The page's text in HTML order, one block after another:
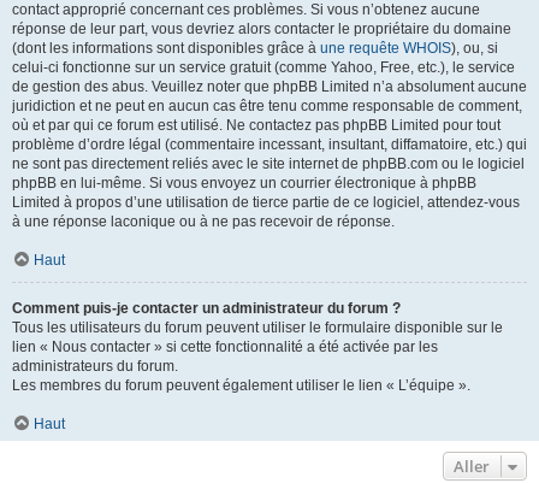
contact approprié concernant ces problèmes. Si vous n’obtenez aucune
réponse de leur part, vous devriez alors contacter le propriétaire du domaine
(dont les informations sont disponibles grâce à une requête WHOIS), ou, si
celui-ci fonctionne sur un service gratuit (comme Yahoo, Free, etc.), le service
de gestion des abus. Veuillez noter que phpBB Limited n’a absolument aucune
juridiction et ne peut en aucun cas être tenu comme responsable de comment,
où et par qui ce forum est utilisé. Ne contactez pas phpBB Limited pour tout
problème d’ordre légal (commentaire incessant, insultant, diffamatoire, etc.) qui
ne sont pas directement reliés avec le site internet de phpBB.com ou le logiciel
phpBB en lui-même. Si vous envoyez un courrier électronique à phpBB
Limited à propos d’une utilisation de tierce partie de ce logiciel, attendez-vous
à une réponse laconique ou à ne pas recevoir de réponse.
Haut
Comment puis-je contacter un administrateur du forum ?
Tous les utilisateurs du forum peuvent utiliser le formulaire disponible sur le
lien « Nous contacter » si cette fonctionnalité a été activée par les
administrateurs du forum.
Les membres du forum peuvent également utiliser le lien « L’équipe ».
Haut
Aller